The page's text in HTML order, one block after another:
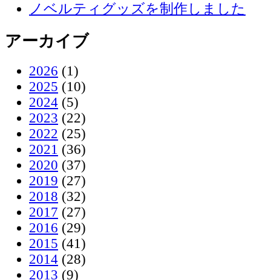
ノベルティグッズを制作しました
アーカイブ
2026 (1)
2025 (10)
2024 (5)
2023 (22)
2022 (25)
2021 (36)
2020 (37)
2019 (27)
2018 (32)
2017 (27)
2016 (29)
2015 (41)
2014 (28)
2013 (9)